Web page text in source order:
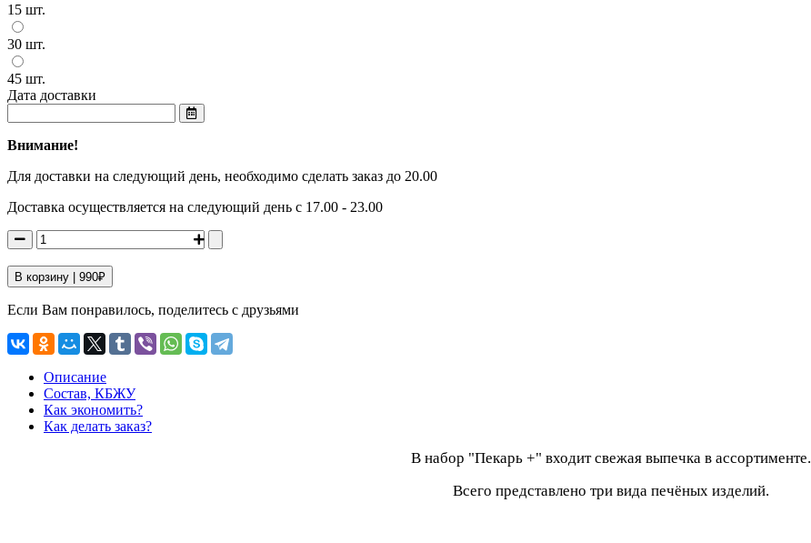
15 шт.
30 шт.
45 шт.
Дата доставки
Внимание!
Для доставки на следующий день, необходимо сделать заказ до 20.00
Доставка осуществляется на следующий день с 17.00 - 23.00
В корзину | 990₽
Если Вам понравилось, поделитесь с друзьями
Описание
Cостав, КБЖУ
Как экономить?
Как делать заказ?
В набор "Пекарь +" входит свежая выпечка в ассортименте.
Всего представлено три вида печёных изделий.